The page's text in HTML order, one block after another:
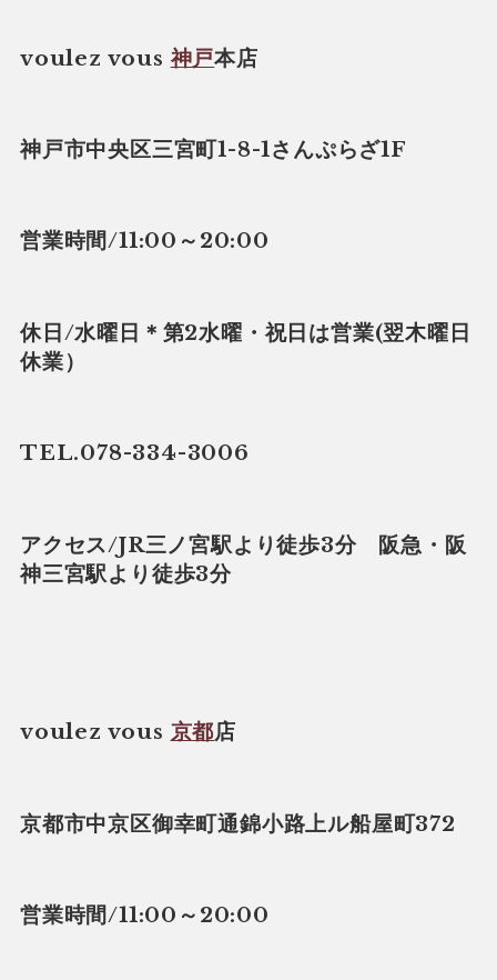
voulez vous神戸本店
神戸市中央区三宮町1-8-1さんぷらざ1F
営業時間/11:00～20:00
休日/水曜日＊第2水曜・祝日は営業(翌木曜日
休業）
TEL.078-334-3006
アクセス/JR三ノ宮駅より徒歩3分 阪急・阪
神三宮駅より徒歩3分
voulez vous 京都店
京都市中京区御幸町通錦小路上ル船屋町372
営業時間/11:00～20:00